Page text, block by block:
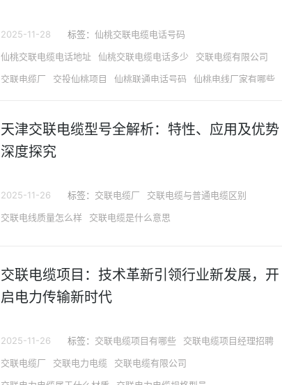
2025-11-28 标签： 仙桃交联电缆电话号码
仙桃交联电缆电话地址
仙桃交联电缆电话多少
交联电缆有限公司
交联电缆厂
交投仙桃项目 仙桃联通电话号码
仙桃电线厂家有哪些
天津交联电缆型号全解析：特性、应用及优势
深度探究
2025-11-26 标签： 交联电缆厂
交联电缆与普通电缆区别
交联电线质量怎么样
交联电缆是什么意思
交联电缆项目：技术革新引领行业新发展，开
启电力传输新时代
2025-11-26 标签： 交联电缆项目有哪些
交联电缆项目经理招聘
交联电缆厂
交联电力电缆
交联电缆有限公司